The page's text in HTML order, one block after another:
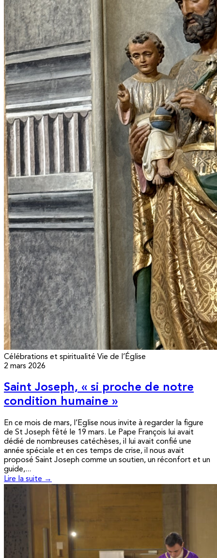
Célébrations et spiritualité Vie de l’Église
2 mars 2026
Saint Joseph, « si proche de notre
condition humaine »
En ce mois de mars, l’Eglise nous invite à regarder la figure
de St Joseph fêté le 19 mars. Le Pape François lui avait
dédié de nombreuses catéchèses, il lui avait confié une
année spéciale et en ces temps de crise, il nous avait
proposé Saint Joseph comme un soutien, un réconfort et un
guide,...
Lire la suite →